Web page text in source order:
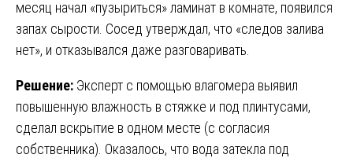
месяц начал «пузыриться» ламинат в комнате, появился
запах сырости. Сосед утверждал, что «следов залива
нет», и отказывался даже разговаривать.
Решение: Эксперт с помощью влагомера выявил
повышенную влажность в стяжке и под плинтусами,
сделал вскрытие в одном месте (с согласия
собственника). Оказалось, что вода затекла под